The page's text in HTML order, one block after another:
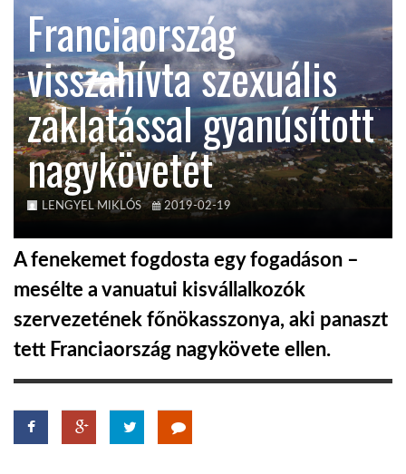
KÖZEL-KELET
AUSZTRÁLIA
A VILÁG ITTHON
TROPICALMAGAZIN
Franciaország
visszahívta szexuális
zaklatással gyanúsított
nagykövetét
LENGYEL MIKLÓS 2019-02-19
A fenekemet fogdosta egy fogadáson –
mesélte a vanuatui kisvállalkozók
szervezetének főnökasszonya, aki panaszt
tett Franciaország nagykövete ellen.